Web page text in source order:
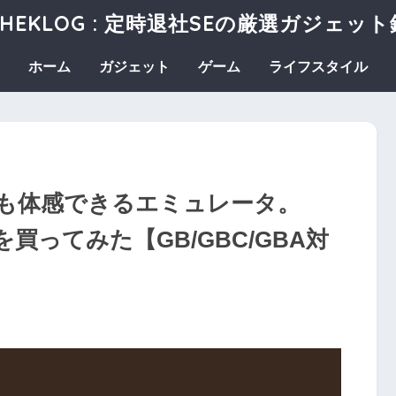
: 定時退社SEの厳選ガジェット
ホーム ガジェット ゲーム ライフスタイル
体感できるエミュレータ。
買ってみた【GB/GBC/GBA対